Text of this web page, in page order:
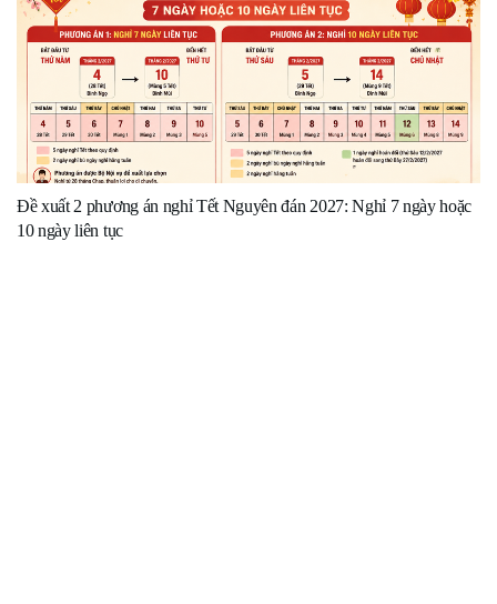
Đề xuất 2 phương án nghỉ Tết Nguyên đán 2027: Nghỉ 7 ngày hoặc
10 ngày liên tục